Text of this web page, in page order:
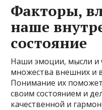
Факторы,
наше
состояние
Наши эмоции, мысли и
множества внешних и
Понимание их
своим состоянием и
качественной и